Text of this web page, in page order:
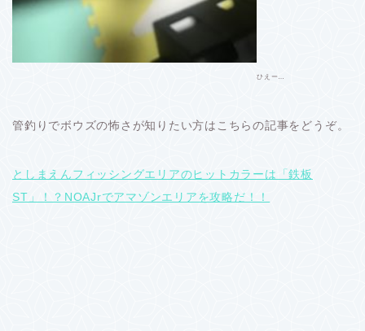
ひえー…
管釣りでボウズの怖さが知りたい方はこちらの記事をどうぞ。
としまえんフィッシングエリアのヒットカラーは「鉄板
ST」！？NOAJrでアマゾンエリアを攻略だ！！